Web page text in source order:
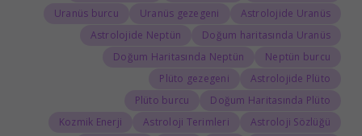
Astrolojide Uranüs
Uranüs gezegeni
Uranüs burcu
Doğum haritasında Uranüs
Astrolojide Neptün
Neptün burcu
Doğum Haritasında Neptün
Astrolojide Plüto
Plüto gezegeni
Doğum Haritasında Plüto
Plüto burcu
Astroloji Sözlüğü
Astroloji Terimleri
Kozmik Enerji